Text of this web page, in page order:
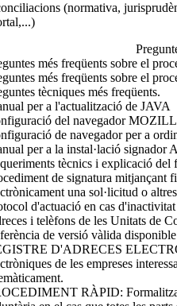
(normativa,
més freqüents sobre el
més freqüents sobre el
tècniques més freqüents.
per a l'actualització de JAVA
del navegador
de navegador per a
per a la instal·lació
tècnics i explicació
de signatura mitjançant
una sol·licitud o
d'actuació en cas
i telèfons de les Unitats de
de versió vàlida
D'ADRECES
de les empreses
RÀPID: